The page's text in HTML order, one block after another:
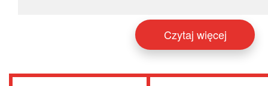
Czytaj więcej